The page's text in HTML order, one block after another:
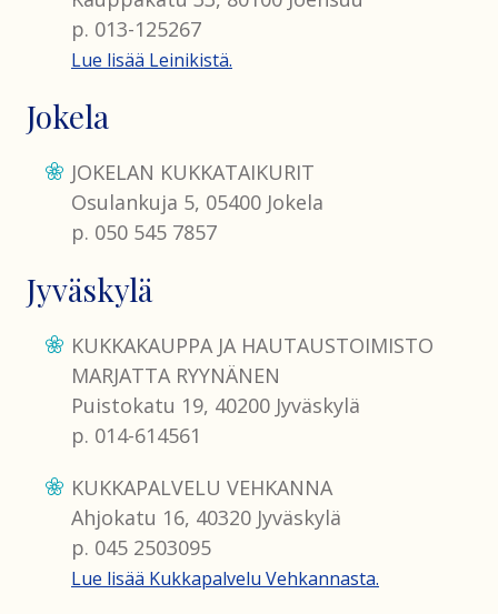
p. 013-125267
Lue lisää Leinikistä.
Jokela
JOKELAN KUKKATAIKURIT
Osulankuja 5, 05400 Jokela
p. 050 545 7857
Jyväskylä
KUKKAKAUPPA JA HAUTAUSTOIMISTO
MARJATTA RYYNÄNEN
Puistokatu 19, 40200 Jyväskylä
p. 014-614561
KUKKAPALVELU VEHKANNA
Ahjokatu 16, 40320 Jyväskylä
p. 045 2503095
Lue lisää Kukkapalvelu Vehkannasta.